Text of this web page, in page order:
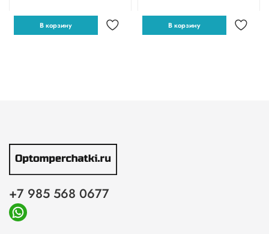
В корзину В корзину
+7 985 568 0677